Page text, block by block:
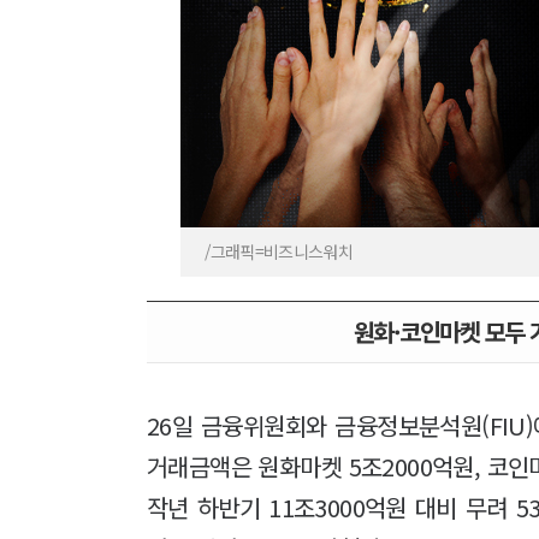
/그래픽=비즈니스워치
원화·코인마켓 모
26일 금융위원회와 금융정보분석원
거래금액은 원화마켓 5조2000억원, 코
작년 하반기 11조3000억원 대비 무려